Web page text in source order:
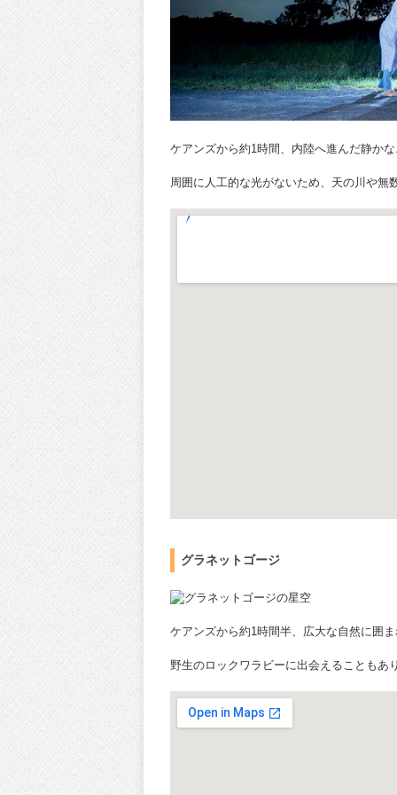
ケアンズから約1時間、内陸へ進んだ静か
周囲に人工的な光がないため、天の川や
グラネットゴージ
ケアンズから約1時間半、広大な自然に囲
野生のロックワラビーに出会えることもあ